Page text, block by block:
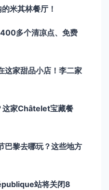
米其林餐厅！
多个清凉点、免费
这家甜品小店！李二家
这家Châtelet宝藏餐
巴黎去哪玩？这些地方
站将关闭8